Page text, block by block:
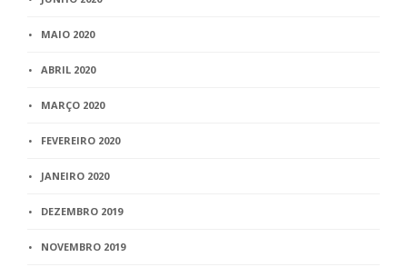
MAIO 2020
ABRIL 2020
MARÇO 2020
FEVEREIRO 2020
JANEIRO 2020
DEZEMBRO 2019
NOVEMBRO 2019